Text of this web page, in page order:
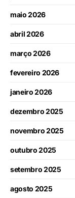
maio 2026
abril 2026
março 2026
fevereiro 2026
janeiro 2026
dezembro 2025
novembro 2025
outubro 2025
setembro 2025
agosto 2025